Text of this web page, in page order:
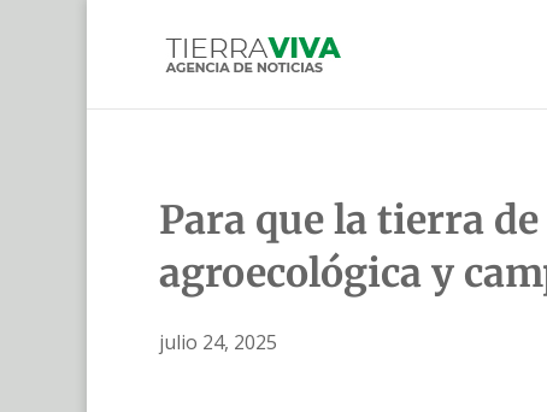
Para que la tierra
agroecológica y
julio 24, 2025